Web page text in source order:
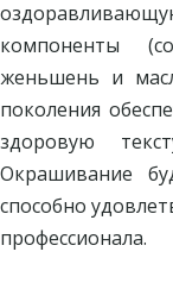
компоненты
женьшень и
поколения
здоровую
Окрашивание
способно
профессионала.